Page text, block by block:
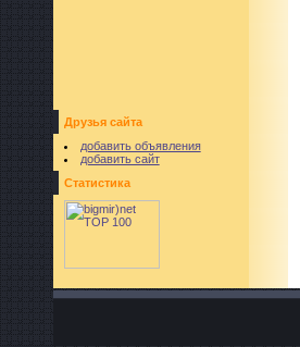
Друзья сайта
добавить объявления
добавить сайт
Статистика